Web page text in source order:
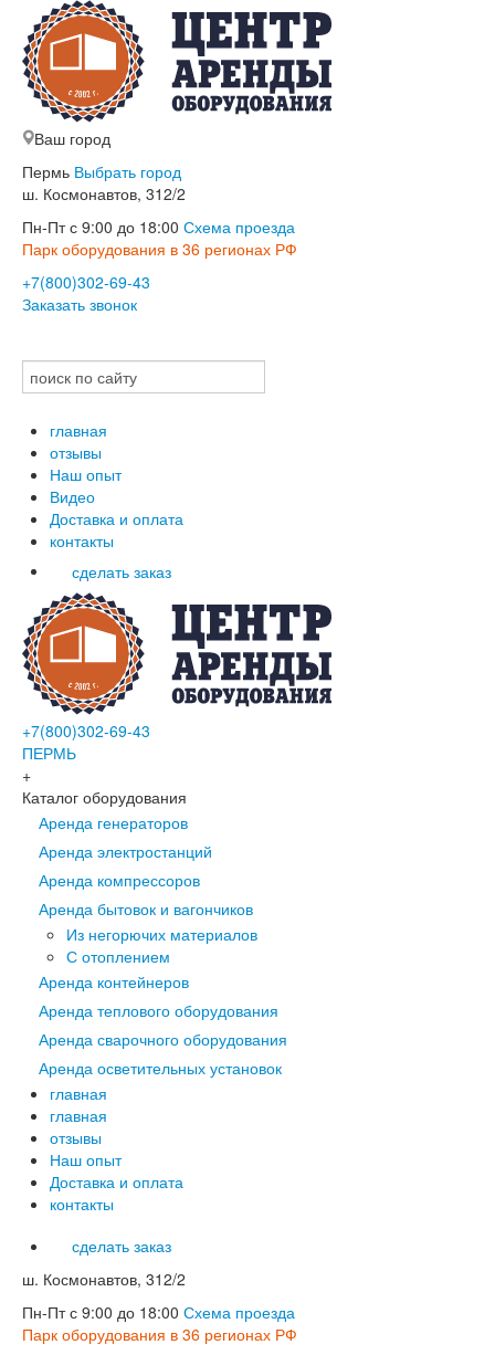
Ваш город
Пермь Выбрать город
ш. Космонавтов, 312/2
Пн-Пт с 9:00 до 18:00 Схема проезда
Парк оборудования в 36 регионах РФ
+7(800)302-69-43
Заказать звонок
главная
отзывы
Наш опыт
Видео
Доставка и оплата
контакты
сделать заказ
+7(800)302-69-43
ПЕРМЬ
+
Каталог оборудования
Аренда генераторов
Аренда электростанций
Аренда компрессоров
Аренда бытовок и вагончиков
Из негорючих материалов
С отоплением
Аренда контейнеров
Аренда теплового оборудования
Аренда сварочного оборудования
Аренда осветительных установок
главная
главная
отзывы
Наш опыт
Доставка и оплата
контакты
сделать заказ
ш. Космонавтов, 312/2
Пн-Пт с 9:00 до 18:00 Схема проезда
Парк оборудования в 36 регионах РФ